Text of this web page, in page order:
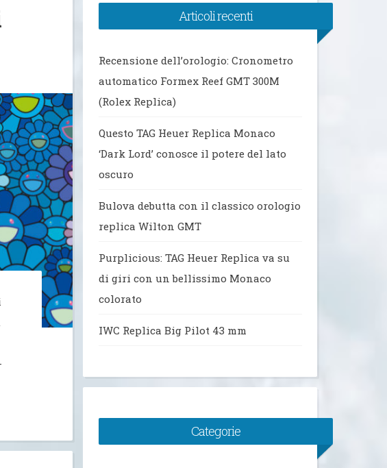
Articoli recenti
Recensione dell’orologio: Cronometro
automatico Formex Reef GMT 300M
(Rolex Replica)
Questo TAG Heuer Replica Monaco
‘Dark Lord’ conosce il potere del lato
oscuro
Bulova debutta con il classico orologio
replica Wilton GMT
Purplicious: TAG Heuer Replica va su
di giri con un bellissimo Monaco
colorato
IWC Replica Big Pilot 43 mm
Categorie